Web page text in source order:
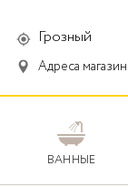
Грозный
Адреса
ВАННЫЕ